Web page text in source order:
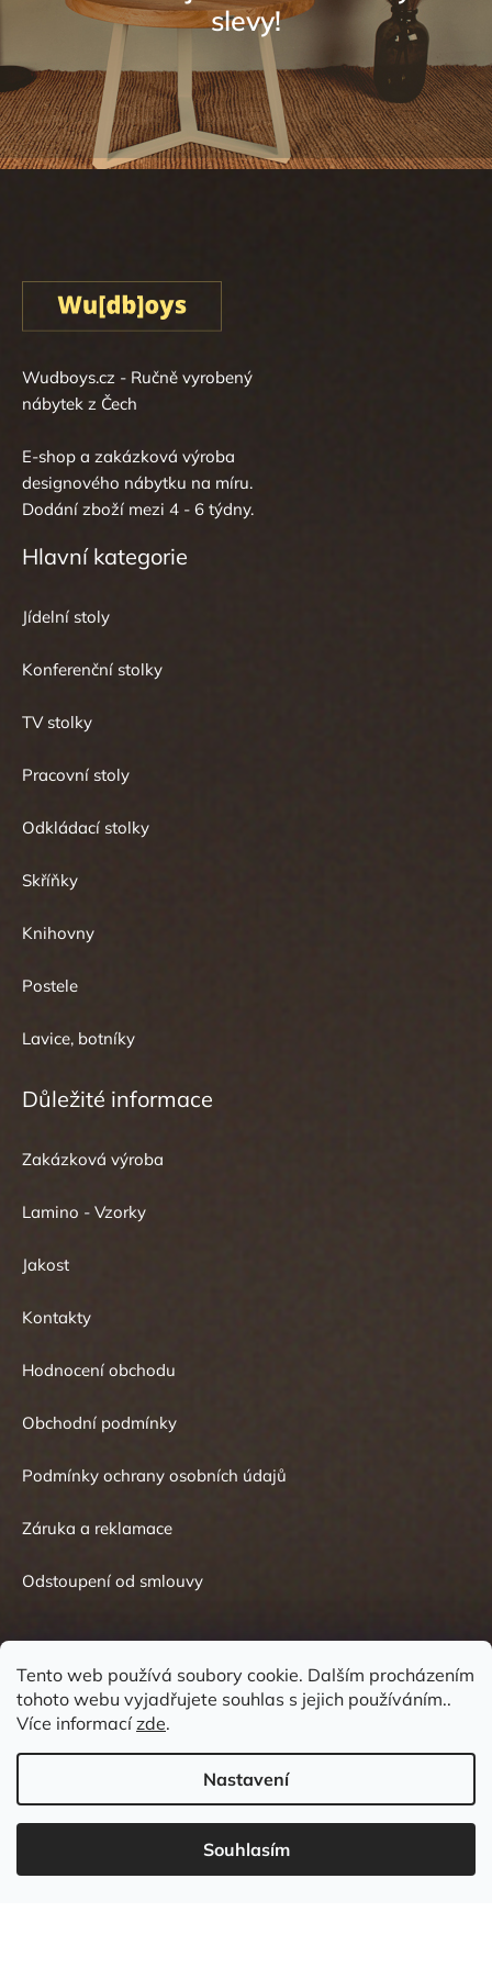
Tento web používá soubory cookie. Dalším procházením
tohoto webu vyjadřujete souhlas s jejich používáním..
Více informacízde.
Nastavení
Souhlasím
Sledovat na Instagramu
Wudboys.cz - Ručně vyrobený
nábytek z Čech
E-shop a zakázková výroba
designového nábytku na míru.
Dodání zboží mezi 4 - 6 týdny.
Hlavní kategorie
Jídelní stoly
Konferenční stolky
TV stolky
Pracovní stoly
Odkládací stolky
Skříňky
Knihovny
Postele
Lavice, botníky
Důležité informace
Zakázková výroba
Lamino - Vzorky
Jakost
Kontakty
Hodnocení obchodu
Obchodní podmínky
Podmínky ochrany osobních údajů
Záruka a reklamace
Odstoupení od smlouvy
Kontakt